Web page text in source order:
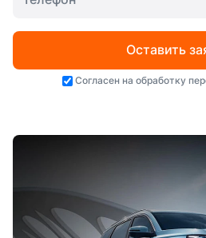
Оставить
Согласен на обработку